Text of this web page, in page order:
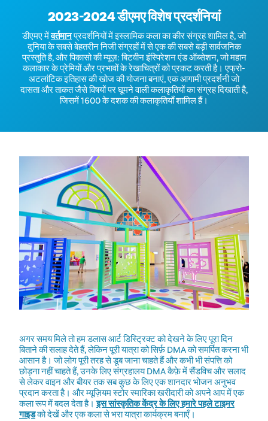
2023-2024 डीएमए विशेष प्रदर्शनियां
डीएमए मेंवर्तमानप्रदर्शनियों में इस्लामिक कला का कीर संग्रह शामिल है, जो
दुनिया के सबसे बेहतरीन निजी संग्रहों में से एक की सबसे बड़ी सार्वजनिक
प्रस्तुति है, और पिकासो की म्यूज़: बिटवीन इंस्पिरेशन एंड ऑब्सेशन, जो महान
कलाकार के प्रेमियों और प्रभावों के रेखाचित्रों को प्रकट करती है। एफ्रो-
अटलांटिक इतिहास की खोज की योजना बनाएं, एक आगामी प्रदर्शनी जो
दासता और ताकत जैसे विषयों पर घूमने वाली कलाकृतियों का संग्रह दिखाती है,
जिसमें 1600 के दशक की कलाकृतियाँ शामिल हैं।
अगर समय मिले तो हम डलास आर्ट डिस्ट्रिक्ट को देखने के लिए पूरा दिन
बिताने की सलाह देते हैं, लेकिन पूरी यात्रा को सिर्फ़ DMA को समर्पित करना भी
आसान है। जो लोग पूरी तरह से डूब जाना चाहते हैं और कभी भी संपत्ति को
छोड़ना नहीं चाहते हैं, उनके लिए संग्रहालय DMA कैफ़े में सैंडविच और सलाद
से लेकर वाइन और बीयर तक सब कुछ के लिए एक शानदार भोजन अनुभव
प्रदान करता है। और म्यूज़ियम स्टोर स्मारिका खरीदारी को अपने आप में एक
कला रूप में बदल देता है।इस सांस्कृतिक केंद्र के लिए हमारे पहले टाइमर
गाइडको देखें और एक कला से भरा यात्रा कार्यक्रम बनाएँ।